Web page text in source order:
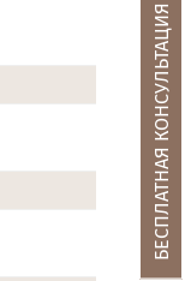
БЕСПЛАТНАЯ КОНСУЛЬТАЦИЯ